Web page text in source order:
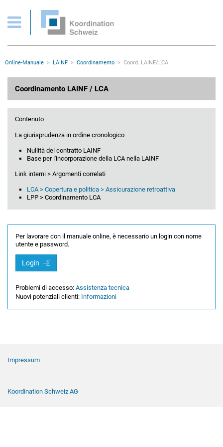
Pagine importanti
Pagina iniziale
Contenuto
Mappa del sito
Rootline
Online-Manuale LAINF Coordinamento Coord. LAINF/LCA
Coordinamento LAINF / LCA
Contenuto
La giurisprudenza in ordine cronologico
Nullità del contratto LAINF
Base per l'incorporazione della LCA nella LAINF
Link interni > Argomenti correlati
LCA > Copertura e politica > Assicurazione retroattiva
LPP > Coordinamento LCA
Per lavorare con il manuale online, è necessario un login con nome
utente e password.
Login
Problemi di accesso: Assistenza tecnica
Nuovi potenziali clienti: Informazioni
Impressum
Koordination Schweiz AG